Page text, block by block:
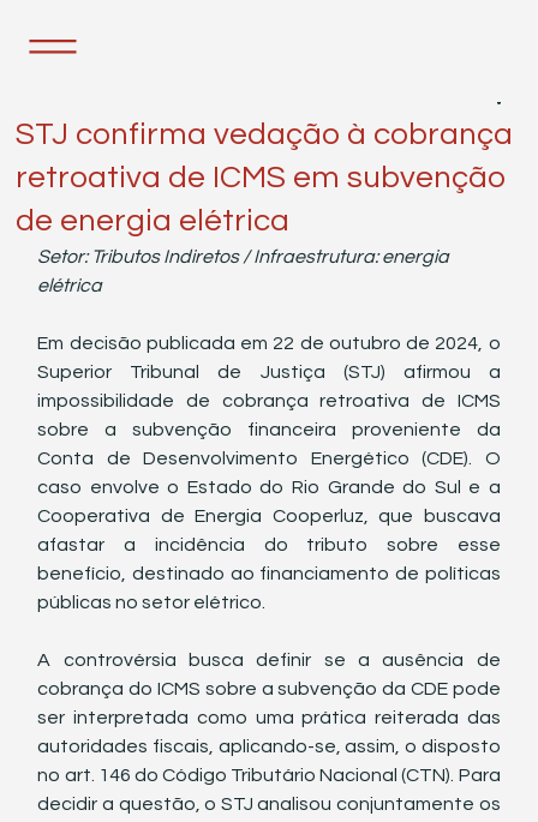
STJ confirma vedação à cobrança
retroativa de ICMS em subvenção
de energia elétrica
Setor: Tributos Indiretos / Infraestrutura: energia
elétrica
Em decisão publicada em 22 de outubro de 2024, o
Superior Tribunal de Justiça (STJ) afirmou a
impossibilidade de cobrança retroativa de ICMS
sobre a subvenção financeira proveniente da
Conta de Desenvolvimento Energético (CDE). O
caso envolve o Estado do Rio Grande do Sul e a
Cooperativa de Energia Cooperluz, que buscava
afastar a incidência do tributo sobre esse
benefício, destinado ao financiamento de políticas
públicas no setor elétrico.
A controvérsia busca definir se a ausência de
cobrança do ICMS sobre a subvenção da CDE pode
ser interpretada como uma prática reiterada das
autoridades fiscais, aplicando-se, assim, o disposto
no art. 146 do Código Tributário Nacional (CTN). Para
decidir a questão, o STJ analisou conjuntamente os